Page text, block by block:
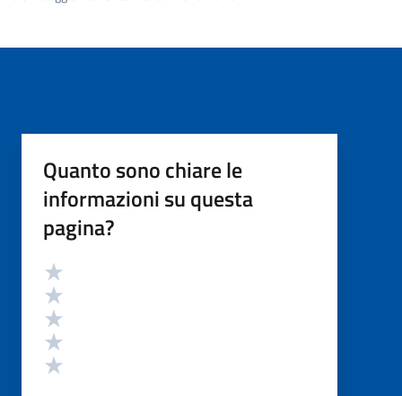
Quanto sono chiare le
informazioni su questa
pagina?
Valutazione